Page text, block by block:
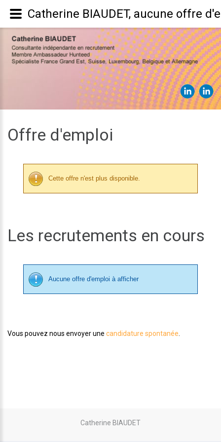
Offre d'emploi
Cette offre n'est plus disponible.
Les recrutements en cours
Aucune offre d'emploi à afficher
Vous pouvez nous envoyer une candidature spontanée
Catherine BIAUDET
Catherine BIAUDET, aucune offre